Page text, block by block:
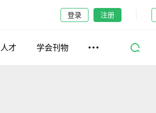
登录 注册
才 学会刊物